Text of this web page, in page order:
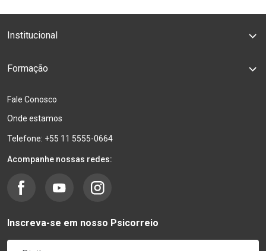
Institucional
Formação
Fale Conosco
Onde estamos
Telefone: +55 11 5555-0664
Acompanhe nossas redes:
Inscreva-se em nosso Psicorreio